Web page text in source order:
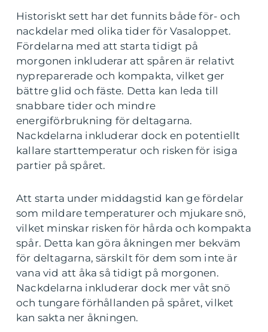
Historiskt sett har det funnits både för- och
nackdelar med olika tider för Vasaloppet.
Fördelarna med att starta tidigt på
morgonen inkluderar att spåren är relativt
nypreparerade och kompakta, vilket ger
bättre glid och fäste. Detta kan leda till
snabbare tider och mindre
energiförbrukning för deltagarna.
Nackdelarna inkluderar dock en potentiellt
kallare starttemperatur och risken för isiga
partier på spåret.
Att starta under middagstid kan ge fördelar
som mildare temperaturer och mjukare snö,
vilket minskar risken för hårda och kompakta
spår. Detta kan göra åkningen mer bekväm
för deltagarna, särskilt för dem som inte är
vana vid att åka så tidigt på morgonen.
Nackdelarna inkluderar dock mer våt snö
och tungare förhållanden på spåret, vilket
kan sakta ner åkningen.